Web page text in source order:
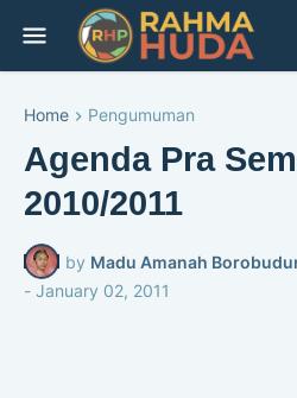
Home Pengumuman
Agenda Pra
2010/2011
by Madu Amanah
- January 02, 2011